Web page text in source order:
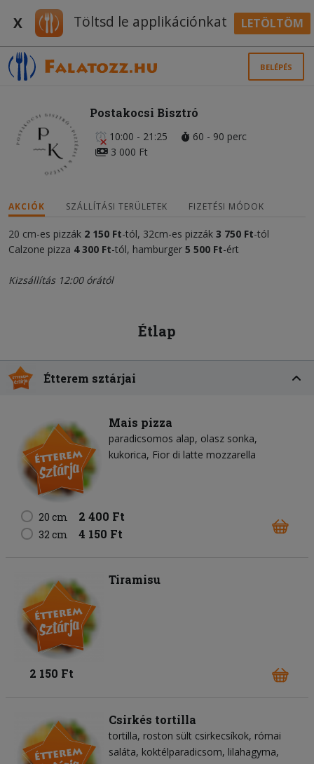
X Töltsd le applikációnkat LETÖLTÖM
BELÉPÉS
Postakocsi Bisztró
10:00 - 21:25
60 - 90 perc
3 000 Ft
AKCIÓK SZÁLLÍTÁSI TERÜLETEK FIZETÉSI MÓDOK
20 cm-es pizzák 2 150 Ft-tól, 32cm-es pizzák 3 750 Ft-tól
Calzone pizza 4 300 Ft-tól, hamburger 5 500 Ft-ért
Kizsállítás 12:00 órától
Étlap
Étterem sztárjai
Mais pizza
paradicsomos alap olasz sonka
kukorica Fior di latte mozzarella
20 cm 2 400 Ft
32 cm 4 150 Ft
Tiramisu
2 150 Ft
Csirkés tortilla
tortilla roston sült csirkecsíkok római
saláta koktélparadicsom lilahagyma